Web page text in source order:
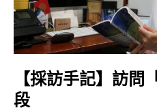
【採訪手記】訪問
段